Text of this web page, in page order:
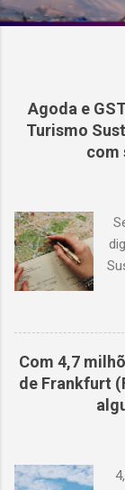
Agoda e
Turismo
com
Com 4,7
de Frankfurt